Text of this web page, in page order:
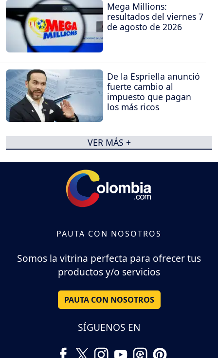
Mega Millions:
resultados del viernes 7
de agosto de 2026
De la Espriella anunció
fuerte cambio al
impuesto que pagan
los más ricos
VER MÁS +
PAUTA CON NOSOTROS
Somos la vitrina perfecta para ofrecer tus
productos y/o servicios
PAUTA CON NOSOTROS
SÍGUENOS EN